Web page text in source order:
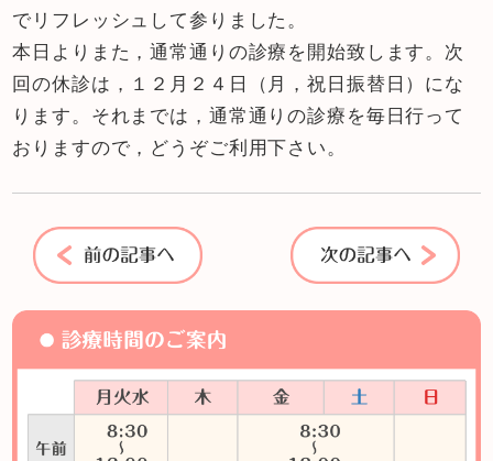
でリフレッシュして参りました。
本日よりまた，通常通りの診療を開始致します。次
回の休診は，１２月２４日（月，祝日振替日）にな
ります。それまでは，通常通りの診療を毎日行って
おりますので，どうぞご利用下さい。